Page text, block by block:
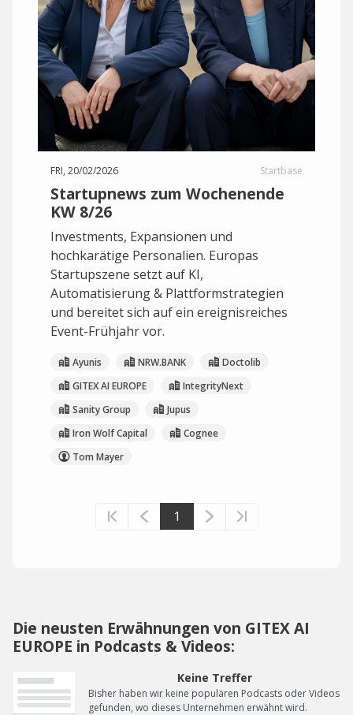
FRI, 20/02/2026 Startbase
Startupnews zum Wochenende
KW 8/26
Investments, Expansionen und
hochkarätige Personalien. Europas
Startupszene setzt auf KI,
Automatisierung & Plattformstrategien
und bereitet sich auf ein ereignisreiches
Event-Frühjahr vor.
Ayunis NRW.BANK
Doctolib
GITEX AI EUROPE
IntegrityNext
Sanity Group
Jupus
Iron Wolf Capital
Cognee
Tom Mayer
1
Die neusten Erwähnungen von GITEX AI
EUROPE in Podcasts & Videos:
Keine Treffer
Bisher haben wir keine populären Podcasts oder Videos
gefunden, wo dieses Unternehmen erwähnt wird.